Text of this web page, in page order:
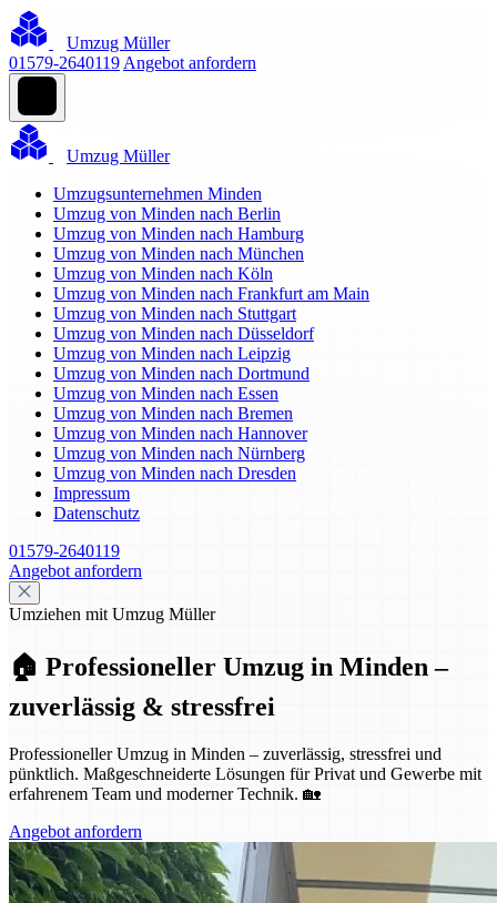
Umzug Müller
01579-2640119 Angebot anfordern
Umzug Müller
Umzugsunternehmen Minden
Umzug von Minden nach Berlin
Umzug von Minden nach Hamburg
Umzug von Minden nach München
Umzug von Minden nach Köln
Umzug von Minden nach Frankfurt am Main
Umzug von Minden nach Stuttgart
Umzug von Minden nach Düsseldorf
Umzug von Minden nach Leipzig
Umzug von Minden nach Dortmund
Umzug von Minden nach Essen
Umzug von Minden nach Bremen
Umzug von Minden nach Hannover
Umzug von Minden nach Nürnberg
Umzug von Minden nach Dresden
Impressum
Datenschutz
01579-2640119
Angebot anfordern
Umziehen mit Umzug Müller
🏠 Professioneller Umzug in Minden –
zuverlässig & stressfrei
Professioneller Umzug in Minden – zuverlässig, stressfrei und
pünktlich. Maßgeschneiderte Lösungen für Privat und Gewerbe mit
erfahrenem Team und moderner Technik. 🏡
Angebot anfordern